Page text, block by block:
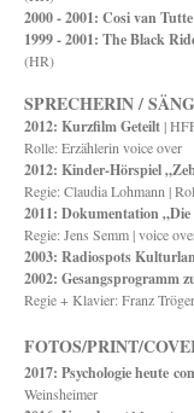
2000 - 2001: Cosi van Tutte
1999 - 2001: The Black
(HR)
SPRECHERIN /
2012: Kurzfilm Geteilt|
Rolle: Erzählerin voice over
2012: Kinder-Hörspiel
Regie: Claudia Lohmann |
2011: Dokumentation
Regie: Jens Semm | voice
2003: Radiospots
2002: Gesangsprogramm
Regie + Klavier: Franz
FOTOS/PRINT/
2017: Psychologie heute
Weinsheimer